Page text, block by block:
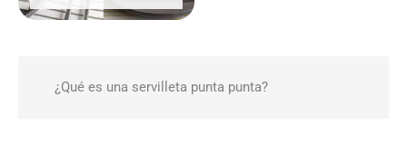
¿Qué es una servilleta punta punta?